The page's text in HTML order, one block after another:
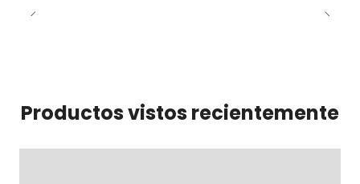
Productos vistos recientemente